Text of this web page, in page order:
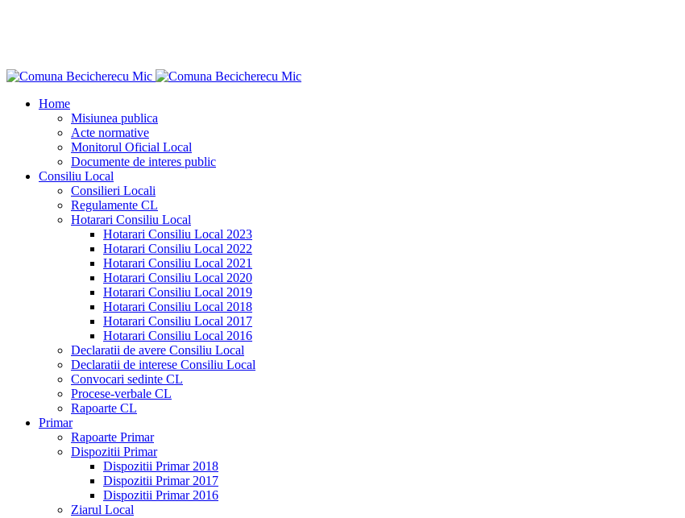
Home
Misiunea publica
Acte normative
Monitorul Oficial Local
Documente de interes public
Consiliu Local
Consilieri Locali
Regulamente CL
Hotarari Consiliu Local
Hotarari Consiliu Local 2023
Hotarari Consiliu Local 2022
Hotarari Consiliu Local 2021
Hotarari Consiliu Local 2020
Hotarari Consiliu Local 2019
Hotarari Consiliu Local 2018
Hotarari Consiliu Local 2017
Hotarari Consiliu Local 2016
Declaratii de avere Consiliu Local
Declaratii de interese Consiliu Local
Convocari sedinte CL
Procese-verbale CL
Rapoarte CL
Primar
Rapoarte Primar
Dispozitii Primar
Dispozitii Primar 2018
Dispozitii Primar 2017
Dispozitii Primar 2016
Ziarul Local